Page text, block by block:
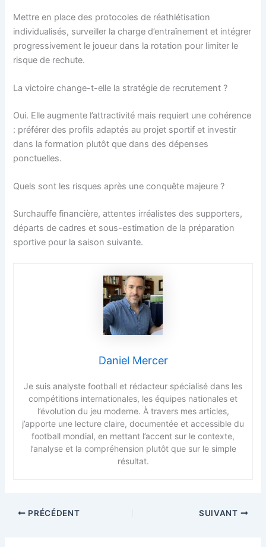
Mettre en place des protocoles de réathlétisation
individualisés, surveiller la charge d’entraînement et intégrer
progressivement le joueur dans la rotation pour limiter le
risque de rechute.
La victoire change-t-elle la stratégie de recrutement ?
Oui. Elle augmente l’attractivité mais requiert une cohérence
: préférer des profils adaptés au projet sportif et investir
dans la formation plutôt que dans des dépenses
ponctuelles.
Quels sont les risques après une conquête majeure ?
Surchauffe financière, attentes irréalistes des supporters,
départs de cadres et sous-estimation de la préparation
sportive pour la saison suivante.
Daniel Mercer
Je suis analyste football et rédacteur spécialisé dans les
compétitions internationales, les équipes nationales et
l’évolution du jeu moderne. À travers mes articles,
j’apporte une lecture claire, documentée et accessible du
football mondial, en mettant l’accent sur le contexte,
l’analyse et la compréhension plutôt que sur le simple
résultat.
PRÉCÉDENT SUIVANT